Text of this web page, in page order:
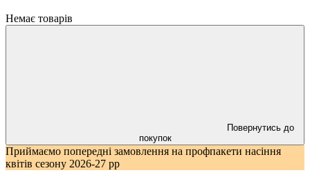
Немає товарів
Повернутись до
покупок
Приймаємо попередні замовлення на профпакети насіння
квітів сезону 2026-27 рр